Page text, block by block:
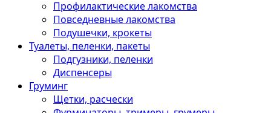
Профилактические лакомства
Повседневные лакомства
Подушечки, крокеты
Туалеты, пеленки, пакеты
Подгузники, пеленки
Диспенсеры
Груминг
Щетки, расчески